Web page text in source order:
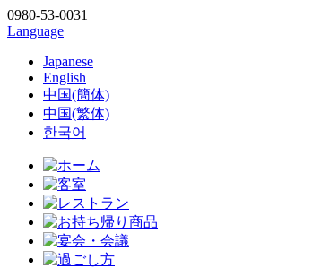
0980-53-0031
Language
Japanese
English
中国(簡体)
中国(繁体)
한국어